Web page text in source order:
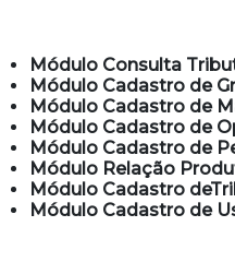
Módulo Consulta
Módulo Cadastro de
Módulo Cadastro de
Módulo Cadastro de
Módulo Cadastro de
Módulo Relação
Módulo Cadastro
Módulo Cadastro de